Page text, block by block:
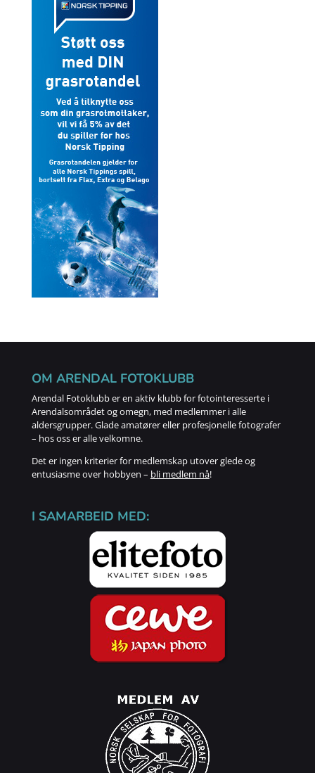
OM ARENDAL FOTOKLUBB
Arendal Fotoklubb er en aktiv klubb for fotointeresserte i
Arendalsområdet og omegn, med medlemmer i alle
aldersgrupper. Glade amatører eller profesjonelle fotografer
– hos oss er alle velkomne.
Det er ingen kriterier for medlemskap utover glede og
entusiasme over hobbyen – bli medlem nå!
I SAMARBEID MED: